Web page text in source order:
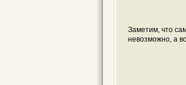
Заметим, что
невозможно, а